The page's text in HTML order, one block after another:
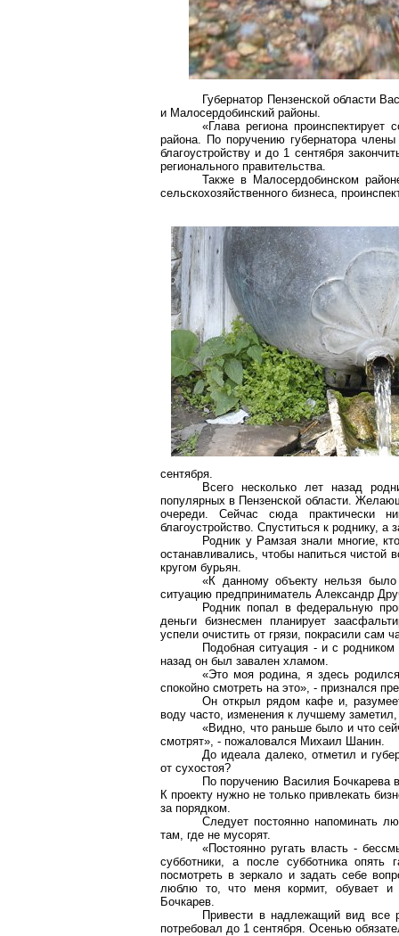
Губернатор Пензенской области
и Малосердобинский районы.
«Глава региона
района. По поручению губернатора
благоустройству и до 1 сентября
регионального правительства.
Также в Малосердобинском
сельскохозяйственного бизнеса,
сентября.
Всего несколько лет назад
популярных в Пензенской области.
очереди. Сейчас сюда практически
благоустройство. Спуститься к роднику, а
Родник у Рамзая знали многие,
останавливались, чтобы напиться
кругом бурьян.
«К данному объекту нельзя
ситуацию предприниматель Александр
Родник попал в федеральную
деньги бизнесмен планирует
успели очистить от грязи, покрасили сам
Подобная ситуация - и с
назад он был завален хламом.
«Это моя родина, я здесь
спокойно смотреть на это», - признался
Он открыл рядом кафе и,
воду часто, изменения к лучшему
«Видно, что раньше было и что
смотрят», - пожаловался Михаил Шанин.
До идеала далеко, отметил и
от сухостоя?
По поручению Василия Бочкарева
К проекту нужно не только привлекать
за порядком.
Следует постоянно напоминать
там, где не мусорят.
«Постоянно ругать власть -
субботники, а после субботника
посмотреть в зеркало и задать себе
люблю то, что меня кормит, обувает и
Бочкарев.
Привести в надлежащий вид все
потребовал до 1 сентября. Осенью